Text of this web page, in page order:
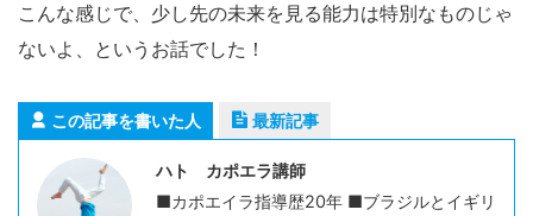
こんな感じで、少し先の未来を見る能力は特別なものじゃ
ないよ、というお話でした！
この記事を書いた人 最新記事
ハト カポエラ講師
■カポエイラ指導歴20年 ■ブラジルとイギリ